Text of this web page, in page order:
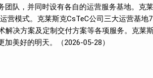
团队，并同时设有各自的运营服务基地。克莱
营模式。克莱斯克CsTeC公司三大运营基地7
解决方案及定制交付方案等各项服务。克莱
美好的明天。（2026-05-28）